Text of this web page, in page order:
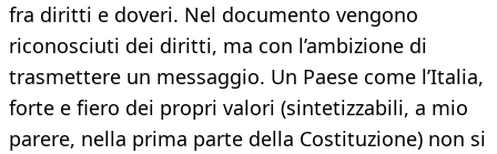
fra diritti e doveri. Nel documento vengono
riconosciuti dei diritti, ma con l’ambizione di
trasmettere un messaggio. Un Paese come l’Italia,
forte e fiero dei propri valori (sintetizzabili, a mio
parere, nella prima parte della Costituzione) non si